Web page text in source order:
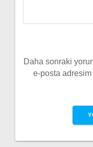
Daha sonraki
e-posta adresim